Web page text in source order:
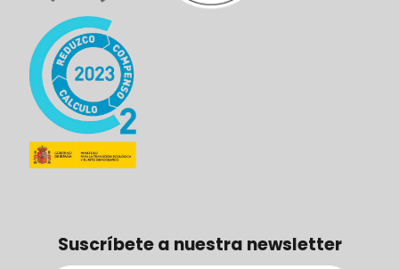
Suscríbete a nuestra newsletter